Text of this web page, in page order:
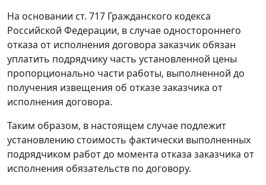
На основании ст. 717 Гражданского кодекса
Российской Федерации, в случае одностороннего
отказа от исполнения договора заказчик обязан
уплатить подрядчику часть установленной цены
пропорционально части работы, выполненной до
получения извещения об отказе заказчика от
исполнения договора.
Таким образом, в настоящем случае подлежит
установлению стоимость фактически выполненных
подрядчиком работ до момента отказа заказчика от
исполнения обязательств по договору.